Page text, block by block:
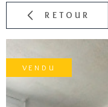
RETOUR
VENDU